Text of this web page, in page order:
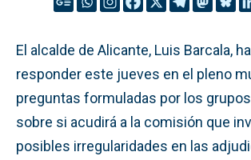
El alcalde de Alicante, Luis Barcala,
responder este jueves en el pleno
preguntas formuladas por los
sobre si acudirá a la comisión que
posibles irregularidades en las